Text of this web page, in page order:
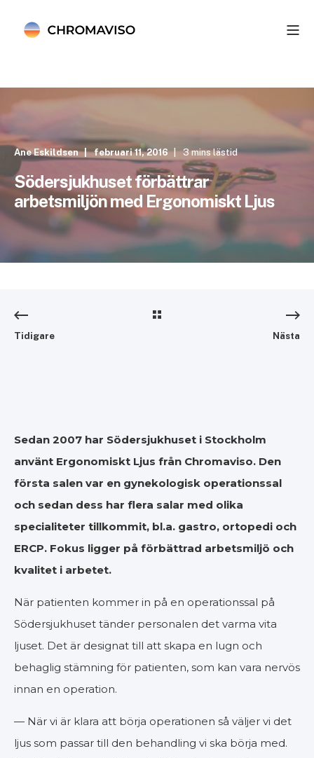
Ane Eskildsen februari 11, 2016 3 mins lästid
Södersjukhuset förbättrar
arbetsmiljön med Ergonomiskt Ljus
Tidigare Nästa
Sedan 2007 har Södersjukhuset i Stockholm
använt Ergonomiskt Ljus från Chromaviso. Den
första salen var en gynekologisk operationssal
och sedan dess har flera salar med olika
specialiteter tillkommit, bl.a. gastro, ortopedi och
ERCP. Fokus ligger på förbättrad arbetsmiljö och
kvalitet i arbetet.
När patienten kommer in på en operationssal på
Södersjukhuset tänder personalen det varma vita
ljuset. Det är designat till att skapa en lugn och
behaglig stämning för patienten, som kan vara nervös
innan en operation.
— När vi är klara att börja operationen så väljer vi det
ljus som passar till den behandling vi ska börja med.